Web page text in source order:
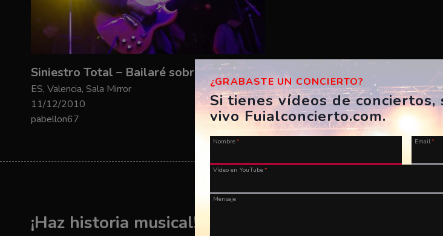
Siniestro Total – Bailaré sobre tu tumba
ES, Valencia, Sala Mirror
11/12/2010
pabellon67
¡Haz historia musical! ¡Envía tu vídeo ahora!
¿GRABASTE UN CONCIERTO?
Si tienes vídeos de
vivo Fuialconcierto.com.
Nombre* Email*
Vídeo en YouTube*
Mensaje